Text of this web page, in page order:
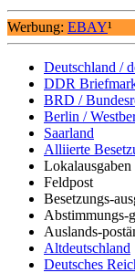
Werbung: EBAY¹
Deutschland /
DDR
BRD /
Berlin /
Saarland
Alliierte
Lokalausgaben
Feldpost
Besetzungs-
Abstimmungs-
Auslands-
Altdeutschland
Deutsches